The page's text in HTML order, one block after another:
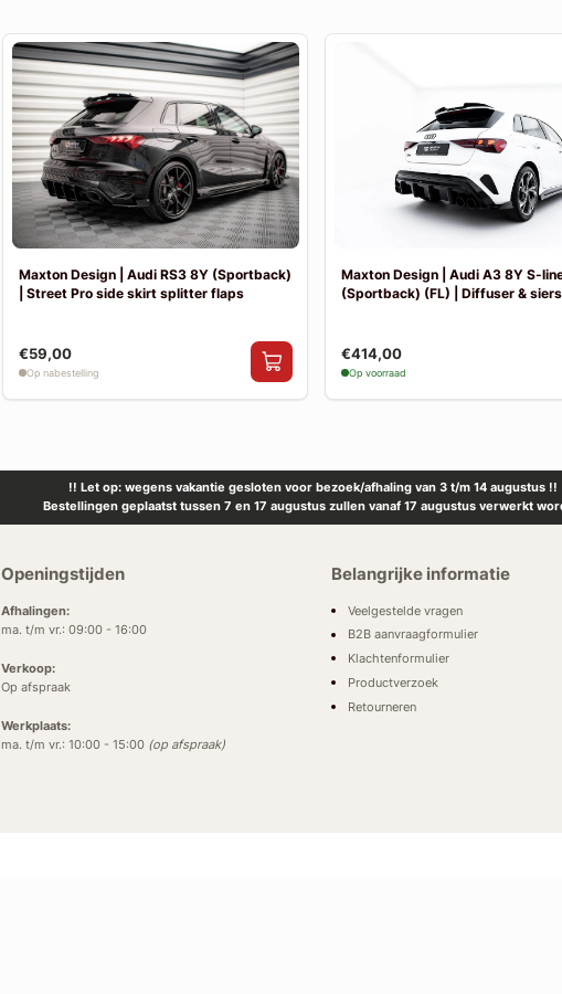
Maxton Design | Audi RS3 8Y (Sportback)
| Street Pro side skirt splitter flaps
€59,00
Op nabestelling
Maxton Design | Audi A3 8Y S-
(Sportback) (FL) | Diffuser &
€414,00
Op voorraad
!! Let op: wegens vakantie gesloten voor bezoek/afhaling van 3 t/m 14 augustus !!
Bestellingen geplaatst tussen 7 en 17 augustus zullen vanaf 17 augustus verwerkt
Openingstijden
Afhalingen:
ma. t/m vr.: 09:00 - 16:00
Verkoop:
Op afspraak
Werkplaats:
ma. t/m vr.: 10:00 - 15:00 (op afspraak)
Belangrijke informatie
Veelgestelde vragen
B2B aanvraagformulier
Klachtenformulier
Productverzoek
Retourneren